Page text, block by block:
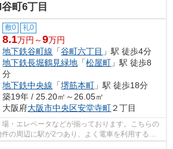
町6丁目
敷0 礼0
8.1万円～9万円
地下鉄谷町線 「谷町六丁目 」駅 徒歩4分
地下鉄長堀鶴見緑地 「松屋町 」駅 徒歩8
分
地下鉄中央線 「堺筋本町 」駅 徒歩18分
築19年 / 25.20㎡～26.05㎡
大阪府大阪市中央区安堂寺町２丁目
・エレベータなどが揃っております。こちらの
の周辺に駅が2つあり、よく電車を利用する方
でお困りな...